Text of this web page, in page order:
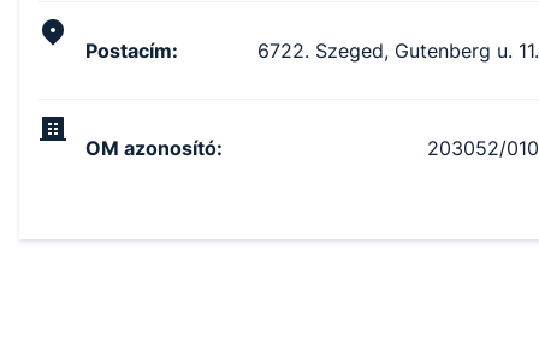
Postacím: 6722. Szeged, Gutenberg u. 11.
OM azonosító: 203052/010